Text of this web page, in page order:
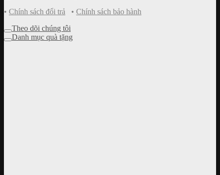
• Chính sách đổi trả • Chính sách bảo hành
Theo dõi chúng tôi
Danh mục quà tặng